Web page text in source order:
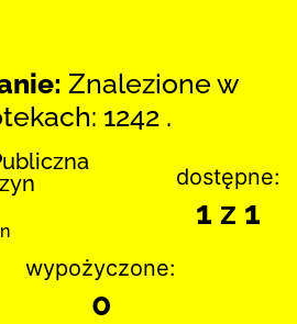
Znalezione w
1242 .
dostępne:
1 z 1
wypożyczone:
0